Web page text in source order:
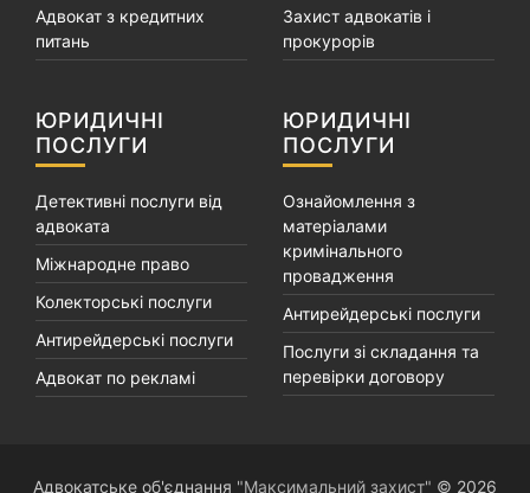
Адвокат з кредитних
питань
Захист адвокатів і
прокурорів
ЮРИДИЧНІ
ПОСЛУГИ
Детективні послуги від
адвоката
Міжнародне право
Колекторські послуги
Антирейдерські послуги
Адвокат по рекламі
ЮРИДИЧНІ
ПОСЛУГИ
Ознайомлення з
матеріалами
кримінального
провадження
Антирейдерські послуги
Послуги зі складання та
перевірки договору
Адвокатське об'єднання "Максимальний захист" © 2026